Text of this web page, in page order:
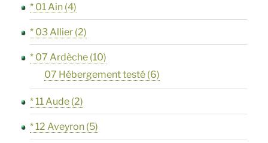
* 01 Ain (4)
* 03 Allier (2)
* 07 Ardèche (10)
07 Hébergement testé (6)
* 11 Aude (2)
* 12 Aveyron (5)